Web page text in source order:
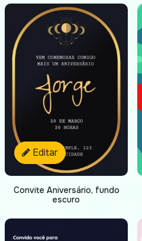
Editar
Convite Aniversário, fundo
escuro